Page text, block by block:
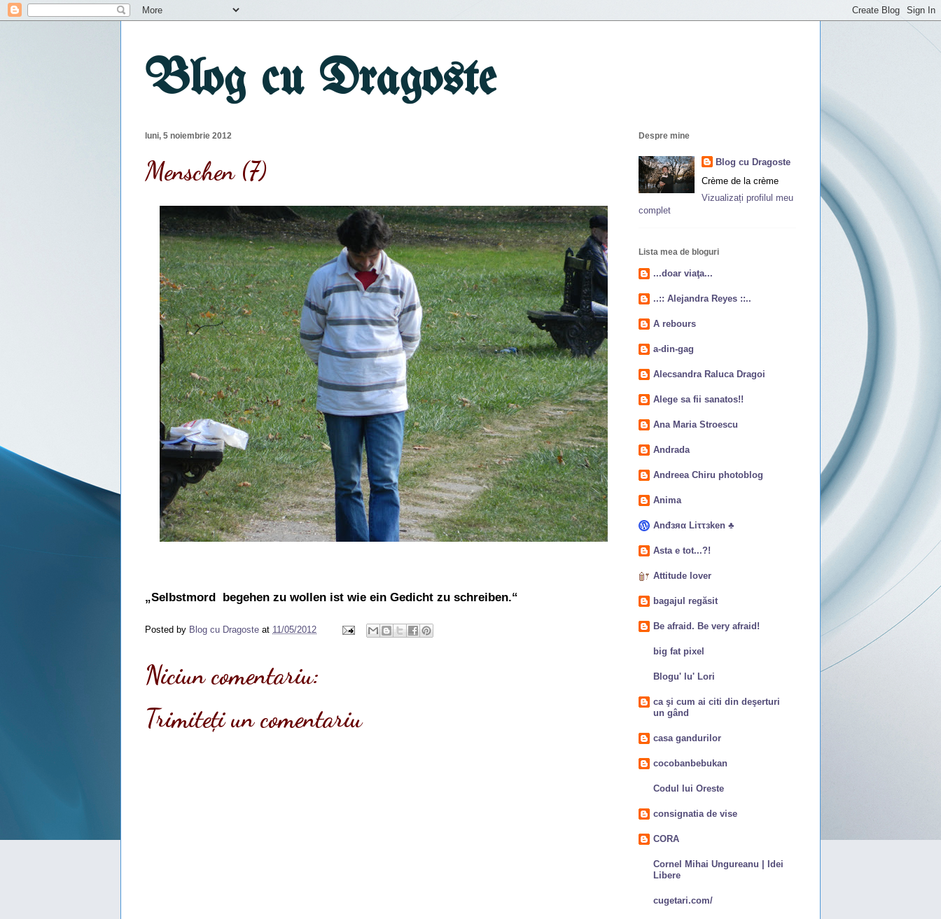
Blog cu Dragoste
luni, 5 noiembrie 2012
Menschen (7)
„Selbstmord begehen zu wollen ist wie ein Gedicht zu schreiben.“
Posted by Blog cu Dragoste at 11/05/2012
Niciun comentariu:
Trimiteți un comentariu
Despre mine
Blog cu Dragoste
Crème de la crème
Vizualizați profilul meu
complet
Lista mea de bloguri
...doar viaţa...
..:: Alejandra Reyes ::..
A rebours
a-din-gag
Alecsandra Raluca Dragoi
Alege sa fii sanatos!!
Ana Maria Stroescu
Andrada
Andreea Chiru photoblog
Anima
Anđзяα Liττзken ♣
Asta e tot...?!
Attitude lover
bagajul regăsit
Be afraid. Be very afraid!
big fat pixel
Blogu' lu' Lori
ca şi cum ai citi din deşerturi
un gând
casa gandurilor
cocobanbebukan
Codul lui Oreste
consignatia de vise
CORA
Cornel Mihai Ungureanu | Idei
Libere
cugetari.com/